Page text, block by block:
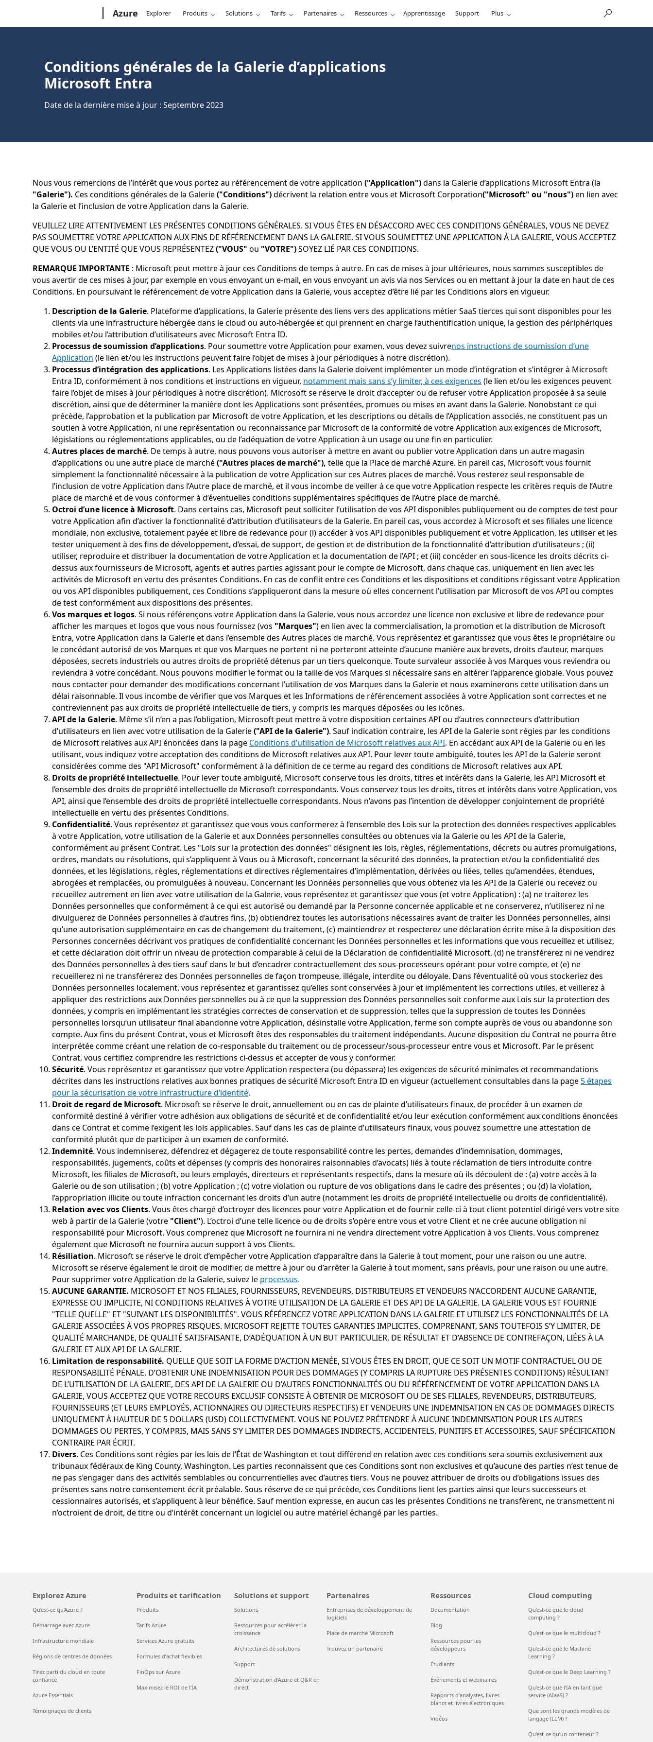
Azure Explorer Produits Solutions Tarifs Partenaires Ressources Apprentissage Support Plus
Conditions générales de la Galerie d’applications
Microsoft Entra
Date de la dernière mise à jour : Septembre 2023
Nous vous remercions de l’intérêt que vous portez au référencement de votre application("Application")dans la Galerie d’applications Microsoft Entra (la
"Galerie"). Ces conditions générales de la Galerie("Conditions")décrivent la relation entre vous et Microsoft Corporation("Microsoft" ou "nous")en lien avec
la Galerie et l’inclusion de votre Application dans la Galerie.
VEUILLEZ LIRE ATTENTIVEMENT LES PRÉSENTES CONDITIONS GÉNÉRALES. SI VOUS ÊTES EN DÉSACCORD AVEC CES CONDITIONS GÉNÉRALES, VOUS NE DEVEZ
PAS SOUMETTRE VOTRE APPLICATION AUX FINS DE RÉFÉRENCEMENT DANS LA GALERIE. SI VOUS SOUMETTEZ UNE APPLICATION À LA GALERIE, VOUS ACCEPTEZ
QUE VOUS OU L’ENTITÉ QUE VOUS REPRÉSENTEZ("VOUS"ou "VOTRE")SOYEZ LIÉ PAR CES CONDITIONS.
REMARQUE IMPORTANTE : Microsoft peut mettre à jour ces Conditions de temps à autre. En cas de mises à jour ultérieures, nous sommes susceptibles de
vous avertir de ces mises à jour, par exemple en vous envoyant un e-mail, en vous envoyant un avis via nos Services ou en mettant à jour la date en haut de ces
Conditions. En poursuivant le référencement de votre Application dans la Galerie, vous acceptez d’être lié par les Conditions alors en vigueur.
Description de la Galerie. Plateforme d’applications, la Galerie présente des liens vers des applications métier SaaS tierces qui sont disponibles pour les
clients via une infrastructure hébergée dans le cloud ou auto-hébergée et qui prennent en charge l’authentification unique, la gestion des périphériques
mobiles et/ou l’attribution d’utilisateurs avec Microsoft Entra ID.
Processus de soumission d’applications. Pour soumettre votre Application pour examen, vous devez suivrenos instructions de soumission d’une
Application (le lien et/ou les instructions peuvent faire l’objet de mises à jour périodiques à notre discrétion).
Processus d’intégration des applications. Les Applications listées dans la Galerie doivent implémenter un mode d’intégration et s’intégrer à Microsoft
Entra ID, conformément à nos conditions et instructions en vigueur, notamment mais sans s’y limiter, à ces exigences (le lien et/ou les exigences peuvent
faire l’objet de mises à jour périodiques à notre discrétion). Microsoft se réserve le droit d’accepter ou de refuser votre Application proposée à sa seule
discrétion, ainsi que de déterminer la manière dont les Applications sont présentées, promues ou mises en avant dans la Galerie. Nonobstant ce qui
précède, l’approbation et la publication par Microsoft de votre Application, et les descriptions ou détails de l’Application associés, ne constituent pas un
soutien à votre Application, ni une représentation ou reconnaissance par Microsoft de la conformité de votre Application aux exigences de Microsoft,
législations ou réglementations applicables, ou de l’adéquation de votre Application à un usage ou une fin en particulier.
Autres places de marché. De temps à autre, nous pouvons vous autoriser à mettre en avant ou publier votre Application dans un autre magasin
d’applications ou une autre place de marché("Autres places de marché"),telle que la Place de marché Azure. En pareil cas, Microsoft vous fournit
simplement la fonctionnalité nécessaire à la publication de votre Application sur ces Autres places de marché. Vous resterez seul responsable de
l’inclusion de votre Application dans l’Autre place de marché, et il vous incombe de veiller à ce que votre Application respecte les critères requis de l’Autre
place de marché et de vous conformer à d’éventuelles conditions supplémentaires spécifiques de l’Autre place de marché.
Octroi d’une licence à Microsoft. Dans certains cas, Microsoft peut solliciter l’utilisation de vos API disponibles publiquement ou de comptes de test pour
votre Application afin d’activer la fonctionnalité d’attribution d’utilisateurs de la Galerie. En pareil cas, vous accordez à Microsoft et ses filiales une licence
mondiale, non exclusive, totalement payée et libre de redevance pour (i) accéder à vos API disponibles publiquement et votre Application, les utiliser et les
tester uniquement à des fins de développement, d’essai, de support, de gestion et de distribution de la fonctionnalité d’attribution d’utilisateurs ; (ii)
utiliser, reproduire et distribuer la documentation de votre Application et la documentation de l’API ; et (iii) concéder en sous-licence les droits décrits ci-
dessus aux fournisseurs de Microsoft, agents et autres parties agissant pour le compte de Microsoft, dans chaque cas, uniquement en lien avec les
activités de Microsoft en vertu des présentes Conditions. En cas de conflit entre ces Conditions et les dispositions et conditions régissant votre Application
ou vos API disponibles publiquement, ces Conditions s’appliqueront dans la mesure où elles concernent l’utilisation par Microsoft de vos API ou comptes
de test conformément aux dispositions des présentes.
Vos marques et logos. Si nous référençons votre Application dans la Galerie, vous nous accordez une licence non exclusive et libre de redevance pour
afficher les marques et logos que vous nous fournissez (vos "Marques") en lien avec la commercialisation, la promotion et la distribution de Microsoft
Entra, votre Application dans la Galerie et dans l’ensemble des Autres places de marché. Vous représentez et garantissez que vous êtes le propriétaire ou
le concédant autorisé de vos Marques et que vos Marques ne portent ni ne porteront atteinte d’aucune manière aux brevets, droits d’auteur, marques
déposées, secrets industriels ou autres droits de propriété détenus par un tiers quelconque. Toute survaleur associée à vos Marques vous reviendra ou
reviendra à votre concédant. Nous pouvons modifier le format ou la taille de vos Marques si nécessaire sans en altérer l’apparence globale. Vous pouvez
nous contacter pour demander des modifications concernant l’utilisation de vos Marques dans la Galerie et nous examinerons cette utilisation dans un
délai raisonnable. Il vous incombe de vérifier que vos Marques et les Informations de référencement associées à votre Application sont correctes et ne
contreviennent pas aux droits de propriété intellectuelle de tiers, y compris les marques déposées ou les icônes.
API de la Galerie. Même s’il n’en a pas l’obligation, Microsoft peut mettre à votre disposition certaines API ou d’autres connecteurs d’attribution
d’utilisateurs en lien avec votre utilisation de la Galerie("API de la Galerie"). Sauf indication contraire, les API de la Galerie sont régies par les conditions
de Microsoft relatives aux API énoncées dans la page Conditions d’utilisation de Microsoft relatives aux API. En accédant aux API de la Galerie ou en les
utilisant, vous indiquez votre acceptation des conditions de Microsoft relatives aux API. Pour lever toute ambiguïté, toutes les API de la Galerie seront
considérées comme des "API Microsoft" conformément à la définition de ce terme au regard des conditions de Microsoft relatives aux API.
Droits de propriété intellectuelle. Pour lever toute ambiguïté, Microsoft conserve tous les droits, titres et intérêts dans la Galerie, les API Microsoft et
l’ensemble des droits de propriété intellectuelle de Microsoft correspondants. Vous conservez tous les droits, titres et intérêts dans votre Application, vos
API, ainsi que l’ensemble des droits de propriété intellectuelle correspondants. Nous n’avons pas l’intention de développer conjointement de propriété
intellectuelle en vertu des présentes Conditions.
Confidentialité. Vous représentez et garantissez que vous vous conformerez à l’ensemble des Lois sur la protection des données respectives applicables
à votre Application, votre utilisation de la Galerie et aux Données personnelles consultées ou obtenues via la Galerie ou les API de la Galerie,
conformément au présent Contrat. Les "Lois sur la protection des données" désignent les lois, règles, réglementations, décrets ou autres promulgations,
ordres, mandats ou résolutions, qui s’appliquent à Vous ou à Microsoft, concernant la sécurité des données, la protection et/ou la confidentialité des
données, et les législations, règles, réglementations et directives réglementaires d’implémentation, dérivées ou liées, telles qu’amendées, étendues,
abrogées et remplacées, ou promulguées à nouveau. Concernant les Données personnelles que vous obtenez via les API de la Galerie ou recevez ou
recueillez autrement en lien avec votre utilisation de la Galerie, vous représentez et garantissez que vous (et votre Application) : (a) ne traiterez les
Données personnelles que conformément à ce qui est autorisé ou demandé par la Personne concernée applicable et ne conserverez, n’utiliserez ni ne
divulguerez de Données personnelles à d’autres fins, (b) obtiendrez toutes les autorisations nécessaires avant de traiter les Données personnelles, ainsi
qu’une autorisation supplémentaire en cas de changement du traitement, (c) maintiendrez et respecterez une déclaration écrite mise à la disposition des
Personnes concernées décrivant vos pratiques de confidentialité concernant les Données personnelles et les informations que vous recueillez et utilisez,
et cette déclaration doit offrir un niveau de protection comparable à celui de la Déclaration de confidentialité Microsoft, (d) ne transférerez ni ne vendrez
des Données personnelles à des tiers sauf dans le but d’encadrer contractuellement des sous-processeurs opérant pour votre compte, et (e) ne
recueillerez ni ne transférerez des Données personnelles de façon trompeuse, illégale, interdite ou déloyale. Dans l’éventualité où vous stockeriez des
Données personnelles localement, vous représentez et garantissez qu’elles sont conservées à jour et implémentent les corrections utiles, et veillerez à
appliquer des restrictions aux Données personnelles ou à ce que la suppression des Données personnelles soit conforme aux Lois sur la protection des
données, y compris en implémentant les stratégies correctes de conservation et de suppression, telles que la suppression de toutes les Données
personnelles lorsqu’un utilisateur final abandonne votre Application, désinstalle votre Application, ferme son compte auprès de vous ou abandonne son
compte. Aux fins du présent Contrat, vous et Microsoft êtes des responsables du traitement indépendants. Aucune disposition du Contrat ne pourra être
interprétée comme créant une relation de co-responsable du traitement ou de processeur/sous-processeur entre vous et Microsoft. Par le présent
Contrat, vous certifiez comprendre les restrictions ci-dessus et accepter de vous y conformer.
Sécurité. Vous représentez et garantissez que votre Application respectera (ou dépassera) les exigences de sécurité minimales et recommandations
décrites dans les instructions relatives aux bonnes pratiques de sécurité Microsoft Entra ID en vigueur (actuellement consultables dans la page 5 étapes
pour la sécurisation de votre infrastructure d’identité.
Droit de regard de Microsoft. Microsoft se réserve le droit, annuellement ou en cas de plainte d’utilisateurs finaux, de procéder à un examen de
conformité destiné à vérifier votre adhésion aux obligations de sécurité et de confidentialité et/ou leur exécution conformément aux conditions énoncées
dans ce Contrat et comme l’exigent les lois applicables. Sauf dans les cas de plainte d’utilisateurs finaux, vous pouvez soumettre une attestation de
conformité plutôt que de participer à un examen de conformité.
Indemnité. Vous indemniserez, défendrez et dégagerez de toute responsabilité contre les pertes, demandes d’indemnisation, dommages,
responsabilités, jugements, coûts et dépenses (y compris des honoraires raisonnables d’avocats) liés à toute réclamation de tiers introduite contre
Microsoft, les filiales de Microsoft, ou leurs employés, directeurs et représentants respectifs, dans la mesure où ils découlent de : (a) votre accès à la
Galerie ou de son utilisation ; (b) votre Application ; (c) votre violation ou rupture de vos obligations dans le cadre des présentes ; ou (d) la violation,
l’appropriation illicite ou toute infraction concernant les droits d’un autre (notamment les droits de propriété intellectuelle ou droits de confidentialité).
Relation avec vos Clients. Vous êtes chargé d’octroyer des licences pour votre Application et de fournir celle-ci à tout client potentiel dirigé vers votre site
web à partir de la Galerie (votre "Client"). L’octroi d’une telle licence ou de droits s’opère entre vous et votre Client et ne crée aucune obligation ni
responsabilité pour Microsoft. Vous comprenez que Microsoft ne fournira ni ne vendra directement votre Application à vos Clients. Vous comprenez
également que Microsoft ne fournira aucun support à vos Clients.
Résiliation. Microsoft se réserve le droit d’empêcher votre Application d’apparaître dans la Galerie à tout moment, pour une raison ou une autre.
Microsoft se réserve également le droit de modifier, de mettre à jour ou d’arrêter la Galerie à tout moment, sans préavis, pour une raison ou une autre.
Pour supprimer votre Application de la Galerie, suivez le processus.
AUCUNE GARANTIE. MICROSOFT ET NOS FILIALES, FOURNISSEURS, REVENDEURS, DISTRIBUTEURS ET VENDEURS N’ACCORDENT AUCUNE GARANTIE,
EXPRESSE OU IMPLICITE, NI CONDITIONS RELATIVES À VOTRE UTILISATION DE LA GALERIE ET DES API DE LA GALERIE. LA GALERIE VOUS EST FOURNIE
"TELLE QUELLE" ET "SUIVANT LES DISPONIBILITÉS". VOUS RÉFÉRENCEZ VOTRE APPLICATION DANS LA GALERIE ET UTILISEZ LES FONCTIONNALITÉS DE LA
GALERIE ASSOCIÉES À VOS PROPRES RISQUES. MICROSOFT REJETTE TOUTES GARANTIES IMPLICITES, COMPRENANT, SANS TOUTEFOIS S’Y LIMITER, DE
QUALITÉ MARCHANDE, DE QUALITÉ SATISFAISANTE, D’ADÉQUATION À UN BUT PARTICULIER, DE RÉSULTAT ET D’ABSENCE DE CONTREFAÇON, LIÉES À LA
GALERIE ET AUX API DE LA GALERIE.
Limitation de responsabilité. QUELLE QUE SOIT LA FORME D’ACTION MENÉE, SI VOUS ÊTES EN DROIT, QUE CE SOIT UN MOTIF CONTRACTUEL OU DE
RESPONSABILITÉ PÉNALE, D’OBTENIR UNE INDEMNISATION POUR DES DOMMAGES (Y COMPRIS LA RUPTURE DES PRÉSENTES CONDITIONS) RÉSULTANT
DE L’UTILISATION DE LA GALERIE, DES API DE LA GALERIE OU D’AUTRES FONCTIONNALITÉS OU DU RÉFÉRENCEMENT DE VOTRE APPLICATION DANS LA
GALERIE, VOUS ACCEPTEZ QUE VOTRE RECOURS EXCLUSIF CONSISTE À OBTENIR DE MICROSOFT OU DE SES FILIALES, REVENDEURS, DISTRIBUTEURS,
FOURNISSEURS (ET LEURS EMPLOYÉS, ACTIONNAIRES OU DIRECTEURS RESPECTIFS) ET VENDEURS UNE INDEMNISATION EN CAS DE DOMMAGES DIRECTS
UNIQUEMENT À HAUTEUR DE 5 DOLLARS (USD) COLLECTIVEMENT. VOUS NE POUVEZ PRÉTENDRE À AUCUNE INDEMNISATION POUR LES AUTRES
DOMMAGES OU PERTES, Y COMPRIS, MAIS SANS S’Y LIMITER DES DOMMAGES INDIRECTS, ACCIDENTELS, PUNITIFS ET ACCESSOIRES, SAUF SPÉCIFICATION
CONTRAIRE PAR ÉCRIT.
Divers. Ces Conditions sont régies par les lois de l’État de Washington et tout différend en relation avec ces conditions sera soumis exclusivement aux
tribunaux fédéraux de King County, Washington. Les parties reconnaissent que ces Conditions sont non exclusives et qu’aucune des parties n’est tenue de
ne pas s’engager dans des activités semblables ou concurrentielles avec d’autres tiers. Vous ne pouvez attribuer de droits ou d’obligations issues des
présentes sans notre consentement écrit préalable. Sous réserve de ce qui précède, ces Conditions lient les parties ainsi que leurs successeurs et
cessionnaires autorisés, et s’appliquent à leur bénéfice. Sauf mention expresse, en aucun cas les présentes Conditions ne transfèrent, ne transmettent ni
n’octroient de droit, de titre ou d’intérêt concernant un logiciel ou autre matériel échangé par les parties.
Explorez Azure
Qu’est-ce qu’Azure ?
Démarrage avec Azure
Infrastructure mondiale
Régions de centres de données
Tirez parti du cloud en toute
confiance
Azure Essentials
Témoignages de clients
Produits et tarification
Produits
Tarifs Azure
Services Azure gratuits
Formules d’achat flexibles
FinOps sur Azure
Maximisez le ROI de l’IA
Solutions et support
Solutions
Ressources pour accélérer la
croissance
Architectures de solutions
Support
Démonstration d’Azure et Q&R en
direct
Partenaires
Entreprises de développement de
logiciels
Place de marché Microsoft
Trouvez un partenaire
Ressources
Documentation
Blog
Ressources pour les
développeurs
Étudiants
Événements et webinaires
Rapports d’analystes, livres
blancs et livres électroniques
Vidéos
Cloud computing
Qu’est-ce que le cloud
computing ?
Qu’est-ce que le multicloud ?
Qu’est-ce que le Machine
Learning ?
Qu’est-ce que le Deep Learning ?
Qu’est-ce que l’IA en tant que
service (AIaaS) ?
Que sont les grands modèles de
langage (LLM) ?
Qu’est-ce qu’un conteneur ?